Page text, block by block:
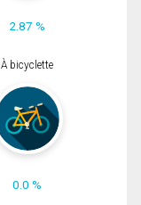
2.87 %
À bicyclette
0.0 %